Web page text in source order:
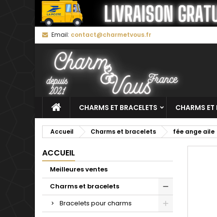
Email: contact@charmetvous.fr
CHARMS ET BRACELETS CHARMS ET
Accueil Charms et bracelets fée ange aile
ACCUEIL
Meilleures ventes
Charms et bracelets
Bracelets pour charms